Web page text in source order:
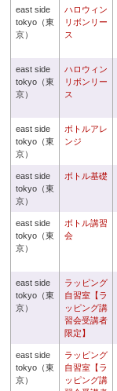
east side
tokyo（東
京）
ハロウィン
リボンリー
ス
east side
tokyo（東
京）
ハロウィン
リボンリー
ス
east side
tokyo（東
京）
ボトルアレ
ンジ
east side
tokyo（東
京）
ボトル基礎
east side
tokyo（東
京）
ボトル講習
会
east side
tokyo（東
京）
ラッピング
自習室【ラ
ッピング講
習会受講者
限定】
east side
tokyo（東
京）
ラッピング
自習室【ラ
ッピング講